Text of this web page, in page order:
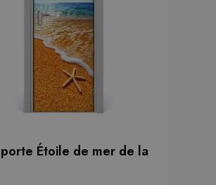
Étoile de mer de la